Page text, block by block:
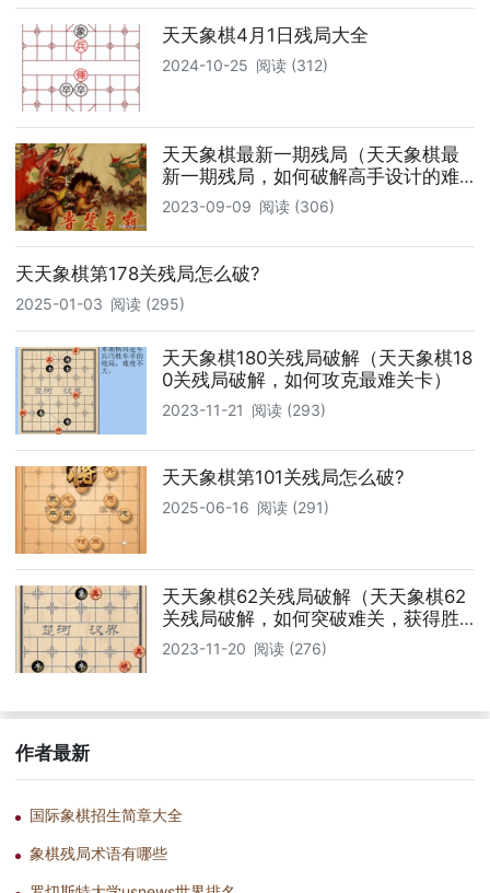
天天象棋4月1日残局大全
2024-10-25 阅读 (312)
天天象棋最新一期残局（天天象棋最
新一期残局，如何破解高手设计的难
关）
2023-09-09 阅读 (306)
天天象棋第178关残局怎么破?
2025-01-03 阅读 (295)
天天象棋180关残局破解（天天象棋18
0关残局破解，如何攻克最难关卡）
2023-11-21 阅读 (293)
天天象棋第101关残局怎么破?
2025-06-16 阅读 (291)
天天象棋62关残局破解（天天象棋62
关残局破解，如何突破难关，获得胜
利）
2023-11-20 阅读 (276)
作者最新
国际象棋招生简章大全
象棋残局术语有哪些